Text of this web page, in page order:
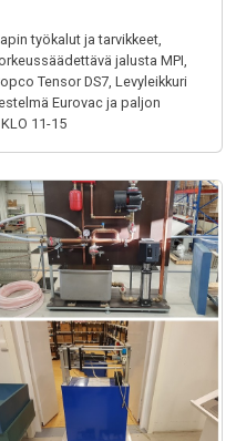
työkalut ja tarvikkeet,
jalusta MPI,
Tensor DS7, Levyleikkuri
Eurovac ja paljon
11-15